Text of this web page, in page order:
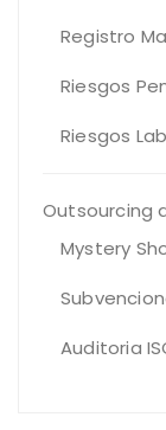
Registro
Riesgos
Riesgos
Outsourcing
Mystery
Auditoria